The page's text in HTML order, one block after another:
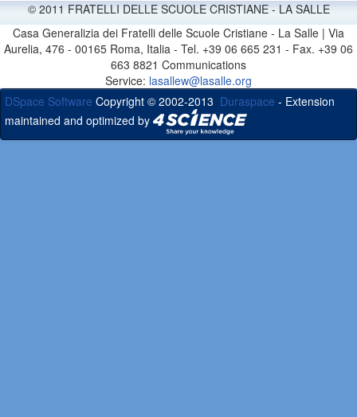
© 2011 FRATELLI DELLE SCUOLE CRISTIANE - LA SALLE
Casa Generalizia dei Fratelli delle Scuole Cristiane - La Salle | Via
Aurelia, 476 - 00165 Roma, Italia - Tel. +39 06 665 231 - Fax. +39 06
663 8821 Communications
Service: lasallew@lasalle.org
DSpace Software Copyright © 2002-2013 Duraspace - Extension
maintained and optimized by